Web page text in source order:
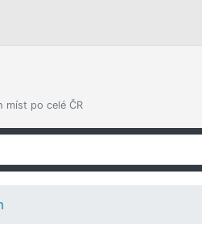
míst po celé ČR